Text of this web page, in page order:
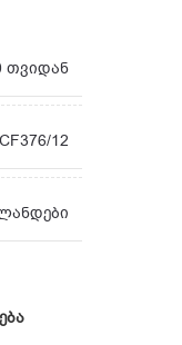
თვიდან
12